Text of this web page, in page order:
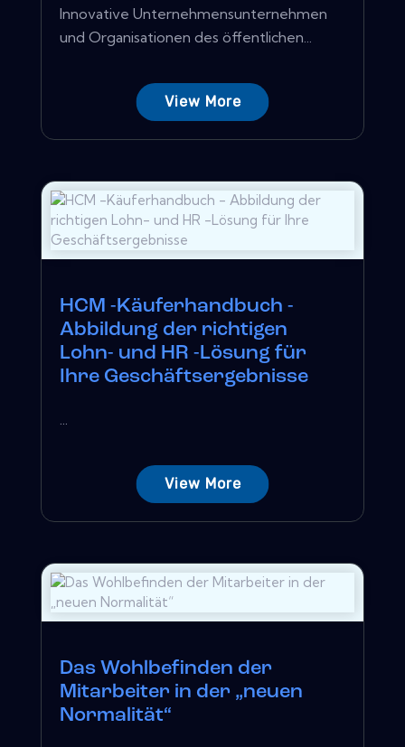
Innovative Unternehmensunternehmen
und Organisationen des öffentlichen...
View More
HCM -Käuferhandbuch -
Abbildung der richtigen
Lohn- und HR -Lösung für
Ihre Geschäftsergebnisse
View More
Das Wohlbefinden der
Mitarbeiter in der „neuen
Normalität“